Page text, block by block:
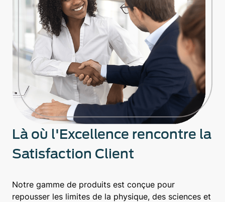
Là où l'Excellence rencontre la
Satisfaction Client
Notre gamme de produits est conçue pour
repousser les limites de la physique, des sciences et